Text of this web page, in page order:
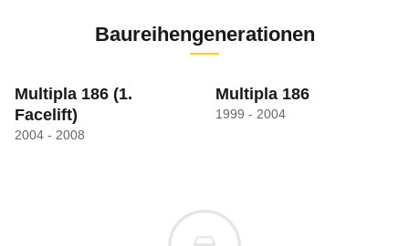
Baureihengenerationen
Multipla 186 (1.
Facelift)
2004 - 2008
Multipla 186
1999 - 2004